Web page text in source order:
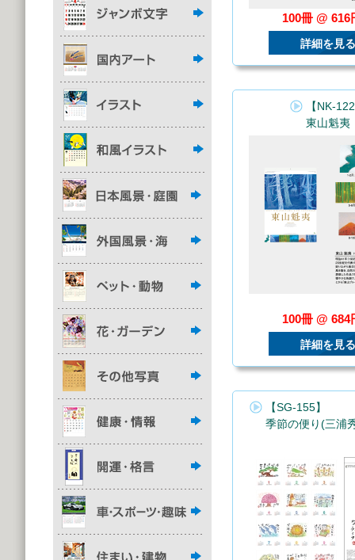
100冊 @ 616
詳細を見る
【NK-
東山魁夷
100冊 @ 684
詳細を見る
【SG-155】
季節の便り(三浦